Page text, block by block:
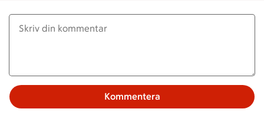
Kommentera